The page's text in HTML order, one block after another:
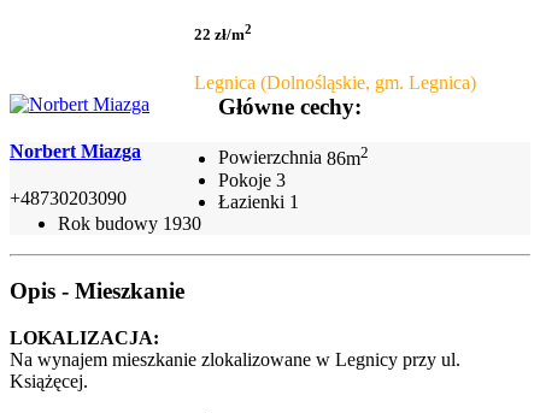
22 zł/m2
Legnica (Dolnośląskie, gm. Legnica)
Norbert Miazga
+48730203090
Główne cechy:
Powierzchnia 86m2
Pokoje 3
Łazienki 1
Rok budowy 1930
Opis - Mieszkanie
LOKALIZACJA:
Na wynajem mieszkanie zlokalizowane w Legnicy przy ul.
Książęcej.